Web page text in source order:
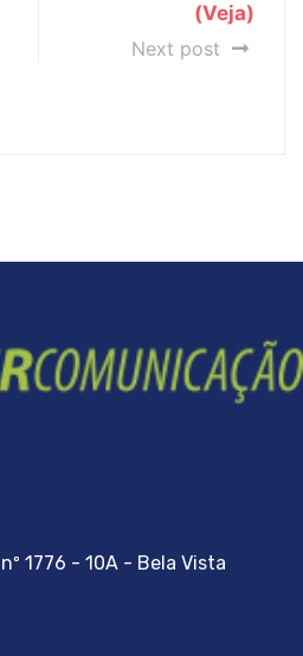
(Veja)
Next post
1776 - 10A - Bela Vista